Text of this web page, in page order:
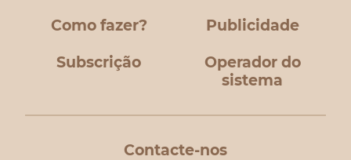
Como fazer? Publicidade
Subscrição
Operador do
sistema
Contacte-nos